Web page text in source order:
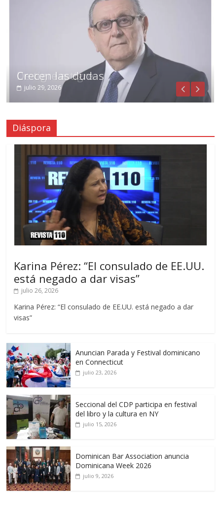
Crecen las dudas
julio 29, 2026
Diáspora
Karina Pérez: “El consulado de EE.UU.
está negado a dar visas”
julio 26, 2026
Karina Pérez: “El consulado de EE.UU. está negado a dar
visas”
Anuncian Parada y Festival dominicano
en Connecticut
julio 23, 2026
Seccional del CDP participa en festival
del libro y la cultura en NY
julio 15, 2026
Dominican Bar Association anuncia
Dominicana Week 2026
julio 9, 2026